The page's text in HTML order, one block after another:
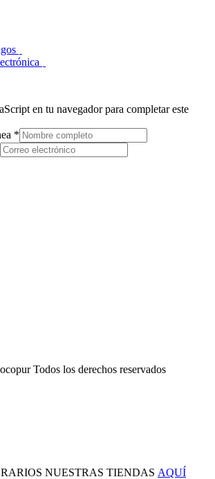
en tu navegador para completar este
*
Socopur Todos los derechos reservados
NUESTRAS TIENDAS AQUÍ